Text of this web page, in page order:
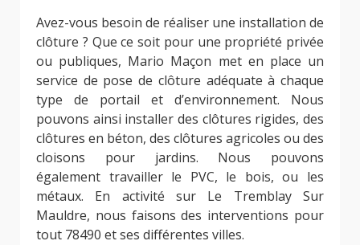
Avez-vous besoin de réaliser une installation de
clôture ? Que ce soit pour une propriété privée
ou publiques, Mario Maçon met en place un
service de pose de clôture adéquate à chaque
type de portail et d’environnement. Nous
pouvons ainsi installer des clôtures rigides, des
clôtures en béton, des clôtures agricoles ou des
cloisons pour jardins. Nous pouvons
également travailler le PVC, le bois, ou les
métaux. En activité sur Le Tremblay Sur
Mauldre, nous faisons des interventions pour
tout 78490 et ses différentes villes.